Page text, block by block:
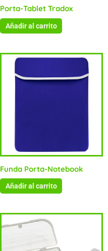
Porta-Tablet Tradox
Añadir al carrito
Funda Porta-Notebook
Añadir al carrito